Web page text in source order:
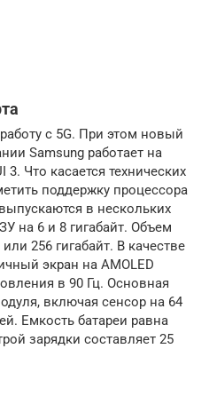
с 5G. При этом новый
Samsung работает на
3. Что касается технических
поддержку процессора
в нескольких
на 6 и 8 гигабайт. Объем
256 гигабайт. В качестве
экран на AMOLED
в 90 Гц. Основная
включая сенсор на 64
Емкость батареи равна
зарядки составляет 25